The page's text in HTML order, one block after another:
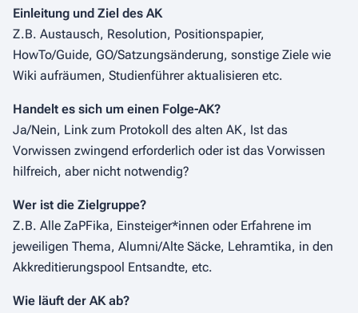
Einleitung und Ziel des AK
Z.B. Austausch, Resolution, Positionspapier,
HowTo/Guide, GO/Satzungsänderung, sonstige Ziele wie
Wiki aufräumen, Studienführer aktualisieren etc.
Handelt es sich um einen Folge-AK?
Ja/Nein, Link zum Protokoll des alten AK, Ist das
Vorwissen zwingend erforderlich oder ist das Vorwissen
hilfreich, aber nicht notwendig?
Wer ist die Zielgruppe?
Z.B. Alle ZaPFika, Einsteiger*innen oder Erfahrene im
jeweiligen Thema, Alumni/Alte Säcke, Lehramtika, in den
Akkreditierungspool Entsandte, etc.
Wie läuft der AK ab?